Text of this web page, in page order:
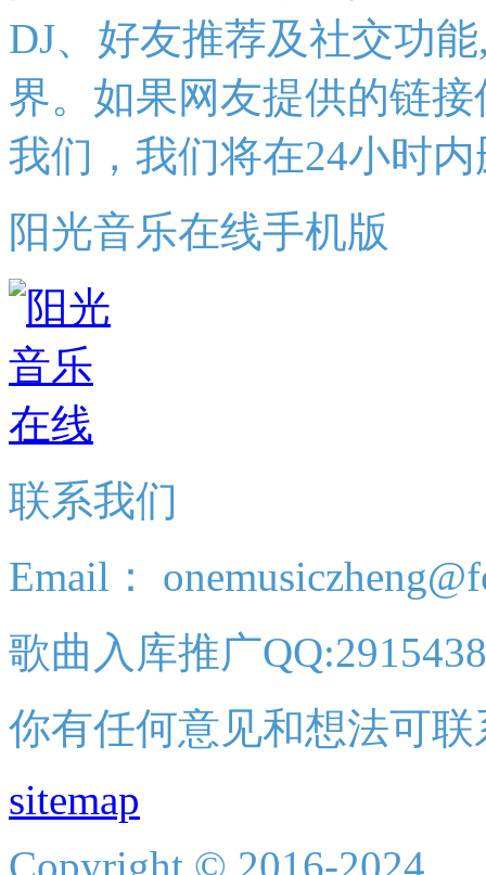
DJ、好友推荐及社交功
界。如果网友提供的链
我们，我们将在24小时
阳光音乐在线手机版
联系我们
Email：
歌曲入库推广
你有任何意见和想法可
sitemap